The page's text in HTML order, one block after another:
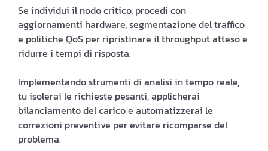
Se individui il nodo critico, procedi con
aggiornamenti hardware, segmentazione del traffico
e politiche QoS per ripristinare il throughput atteso e
ridurre i tempi di risposta.
Implementando strumenti di analisi in tempo reale,
tu isolerai le richieste pesanti, applicherai
bilanciamento del carico e automatizzerai le
correzioni preventive per evitare ricomparse del
problema.